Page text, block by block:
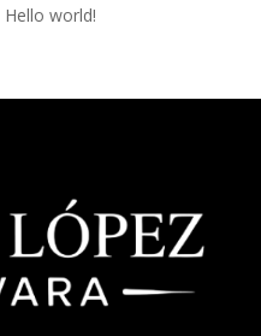
Hello world!